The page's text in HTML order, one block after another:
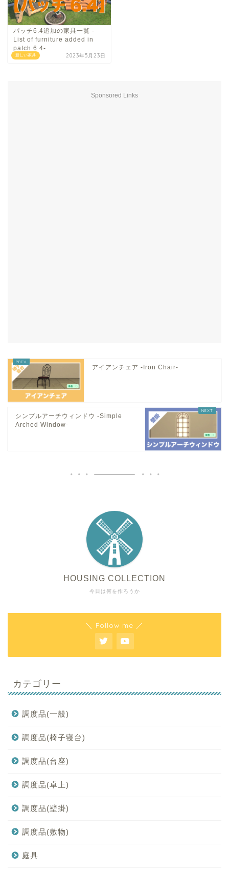
新しい家具
パッチ6.4追加の家具一覧 -
List of furniture added in
patch 6.4-
2023年5月23日
Sponsored Links
アイアンチェア -Iron Chair-
シンプルアーチウィンドウ -Simple
Arched Window-
今日は何を作ろうか
HOUSING COLLECTION
＼ Follow me ／
カテゴリー
調度品(一般)
調度品(椅子寝台)
調度品(台座)
調度品(卓上)
調度品(壁掛)
調度品(敷物)
庭具